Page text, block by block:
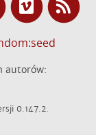
autorów:
0.147.2.